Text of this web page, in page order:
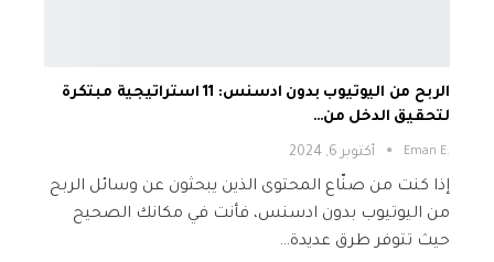
الربح من اليوتيوب بدون ادسنس: 11 استراتيجية مبتكرة
لتحقيق الدخل من…
.Eman E أكتوبر 6, 2024
إذا كنت من صنّاع المحتوى الذين يبحثون عن وسائل الربح
من اليوتيوب بدون ادسنس، فأنت في مكانك الصحيح
حيث تتوفر طرق عديدة…